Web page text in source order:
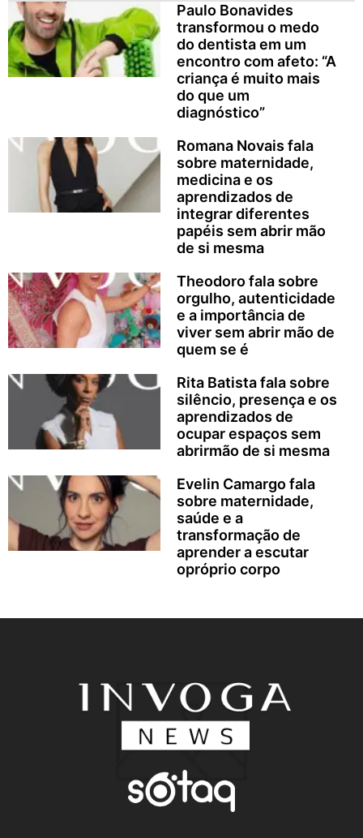
Paulo Bonavides
transformou o medo
do dentista em um
encontro com afeto: “A
criança é muito mais
do que um
diagnóstico”
Romana Novais fala
sobre maternidade,
medicina e os
aprendizados de
integrar diferentes
papéis sem abrir mão
de si mesma
Theodoro fala sobre
orgulho, autenticidade
e a importância de
viver sem abrir mão de
quem se é
Rita Batista fala sobre
silêncio, presença e os
aprendizados de
ocupar espaços sem
abrirmão de si mesma
Evelin Camargo fala
sobre maternidade,
saúde e a
transformação de
aprender a escutar
opróprio corpo